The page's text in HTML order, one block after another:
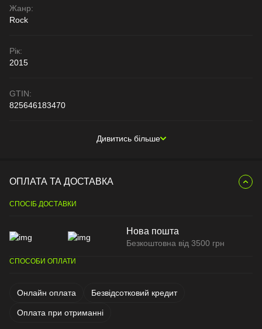
Жанр:
Rock
Рік:
2015
GTIN:
825646183470
Дивитись більше
ОПЛАТА ТА ДОСТАВКА
СПОСІБ ДОСТАВКИ
Нова пошта
Безкоштовна від 3500 грн
СПОСОБИ ОПЛАТИ
Онлайн оплата Безвідсотковий кредит
Оплата при отриманні